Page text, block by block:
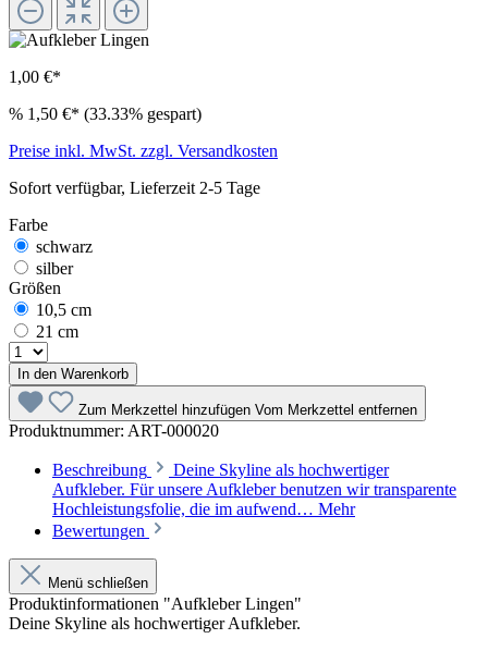
1,00 €*
% 1,50 €* (33.33% gespart)
Preise inkl. MwSt. zzgl. Versandkosten
Sofort verfügbar, Lieferzeit 2-5 Tage
Farbe
schwarz
silber
Größen
10,5 cm
21 cm
In den Warenkorb
Zum Merkzettel hinzufügen Vom Merkzettel entfernen
Produktnummer: ART-000020
Beschreibung
Deine Skyline als hochwertiger
Aufkleber. Für unsere Aufkleber benutzen wir transparente
Hochleistungsfolie, die im aufwend… Mehr
Bewertungen
Menü schließen
Produktinformationen "Aufkleber Lingen"
Deine Skyline als hochwertiger Aufkleber.